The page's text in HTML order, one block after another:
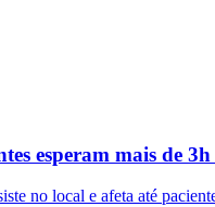
esperam mais de
no local e afeta até